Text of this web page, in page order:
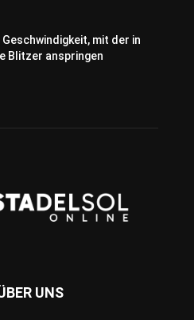
Geschwindigkeit, mit der in
Blitzer anspringen
UNS